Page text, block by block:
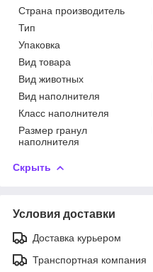
Страна производитель
Тип
Упаковка
Вид товара
Вид животных
Вид наполнителя
Класс наполнителя
Размер гранул
наполнителя
Скрыть
Условия доставки
Доставка курьером
Транспортная компания